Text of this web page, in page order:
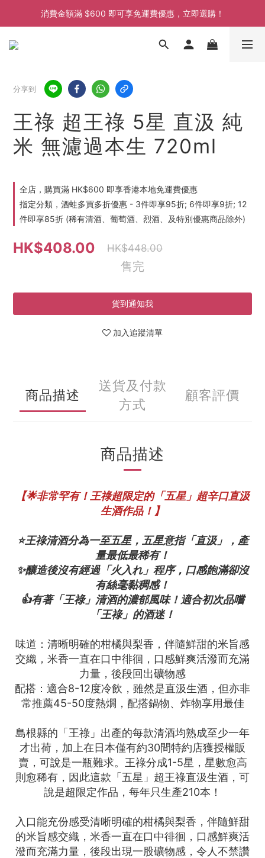
消費金額滿 $600 即可享免運費優惠，立即選購！
消費金額滿 $600 即可享免運費優惠，立即選購！
消費金額滿 $600 即可享免運費優惠，立即選購！
分享到
王祿 超王祿 5星 直汲 純
米 無濾過本生 720ml
全店，購買滿 HK$600 即享香港本地免運費優惠
指定分類，酒蛙多買多折優惠 - 3件即享95折; 6件即享9折; 12
件即享85折 (稀有清酒、葡萄酒、烈酒、及特別優惠商品除外)
HK$408.00 HK$448.00
售完
貨到通知我
加入追蹤清單
商品描述
送貨及付款
方式
顧客評價
商品描述
【🌟非常罕有！王祿超限定的「五星」超辛口直汲
生酒作品！】
⭐王祿清酒分為一至五星，五星意指「直汲」，產
量最低最稀有！
✨釀造後沒有經過「火入れ」程序，口感飽滿卻沒
有絲毫黏稠感！
👍有著「王祿」清酒的濃郁風味！適合初次品嚐
「王祿」的酒迷！
味道：清晰明確的柑橘與梨香，伴隨鮮甜的米旨感
交織，米香一直在口中徘徊，口感鮮爽活潑而充滿
力量，後段回出礦物感
配搭：適合8-12度冷飲，雖然是直汲生酒，但亦非
常推薦45-50度熱燗，配搭鍋物、炸物享用最佳
島根縣的「王祿」出產的每款清酒均熟成至少一年
才出荷，加上在日本僅有約30間特約店獲授權販
賣，可說是一瓶難求。王祿分成1-5星，星數愈高
則愈稀有，因此這款「五星」超王祿直汲生酒，可
說是超限定作品，每年只生產210本！
入口能充份感受清晰明確的柑橘與梨香，伴隨鮮甜
的米旨感交織，米香一直在口中徘徊，口感鮮爽活
潑而充滿力量，後段出現一股礦物感，令人不禁讚